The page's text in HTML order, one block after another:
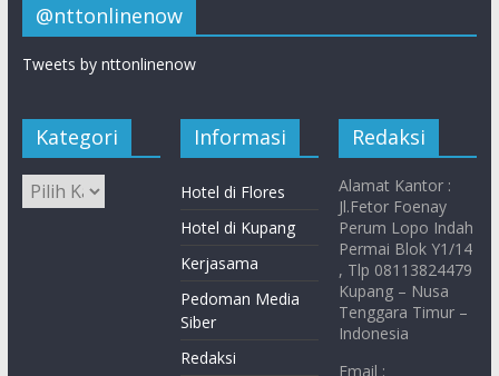
@nttonlinenow
Tweets by nttonlinenow
Kategori Informasi
Hotel di Flores
Hotel di Kupang
Kerjasama
Pedoman Media
Siber
Redaksi
Redaksi
Alamat Kantor :
Jl.Fetor Foenay
Perum Lopo Indah
Permai Blok Y1/14
, Tlp 08113824479
Kupang – Nusa
Tenggara Timur –
Indonesia
Email :